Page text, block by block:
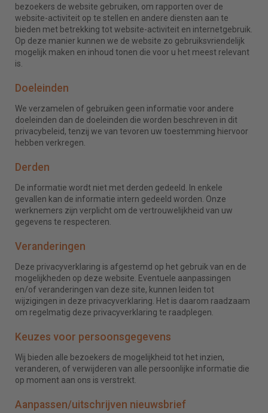
bezoekers de website gebruiken, om rapporten over de
website-activiteit op te stellen en andere diensten aan te
bieden met betrekking tot website-activiteit en internetgebruik.
Op deze manier kunnen we de website zo gebruiksvriendelijk
mogelijk maken en inhoud tonen die voor u het meest relevant
is.
Doeleinden
We verzamelen of gebruiken geen informatie voor andere
doeleinden dan de doeleinden die worden beschreven in dit
privacybeleid, tenzij we van tevoren uw toestemming hiervoor
hebben verkregen.
Derden
De informatie wordt niet met derden gedeeld. In enkele
gevallen kan de informatie intern gedeeld worden. Onze
werknemers zijn verplicht om de vertrouwelijkheid van uw
gegevens te respecteren.
Veranderingen
Deze privacyverklaring is afgestemd op het gebruik van en de
mogelijkheden op deze website. Eventuele aanpassingen
en/of veranderingen van deze site, kunnen leiden tot
wijzigingen in deze privacyverklaring. Het is daarom raadzaam
om regelmatig deze privacyverklaring te raadplegen.
Keuzes voor persoonsgegevens
Wij bieden alle bezoekers de mogelijkheid tot het inzien,
veranderen, of verwijderen van alle persoonlijke informatie die
op moment aan ons is verstrekt.
Aanpassen/uitschrijven nieuwsbrief